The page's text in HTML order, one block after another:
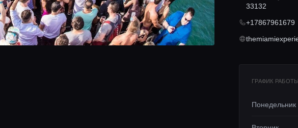
33132
+17867961679
ГРАФИК РАБОТЫ
Понедельник